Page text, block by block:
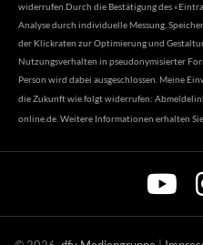
widerrufen.Durch die Bestätigung des
Analyse durch individuelle Messung,
der Klickraten zur Optimierung und
Nutzungsverhalten in pseudonymisierter
Person wird dabei ausgeschlossen. Meine
die Zukunft wie folgt widerrufen:
online.de . Weitere Informationen erhalten